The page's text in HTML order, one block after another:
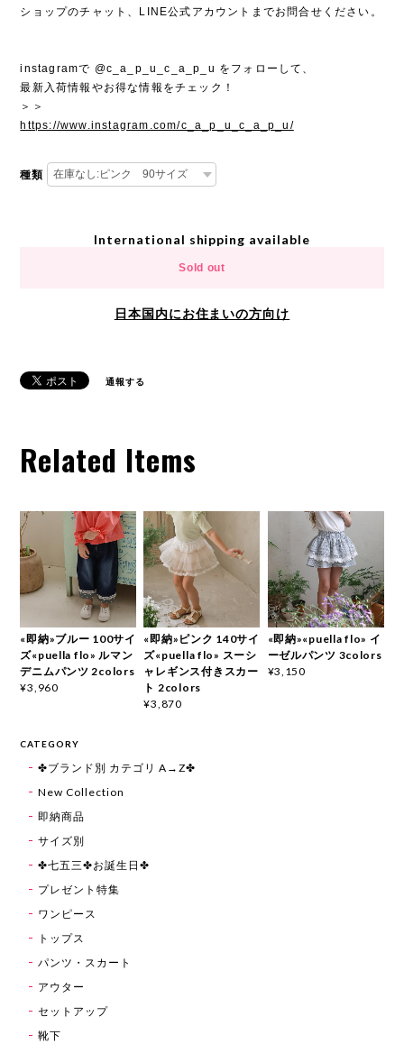
ショップのチャット、LINE公式アカウントまでお問合せください。
instagramで @c_a_p_u_c_a_p_u をフォローして、
最新入荷情報やお得な情報をチェック！
＞＞
https://www.instagram.com/c_a_p_u_c_a_p_u/
種類
International shipping available
Sold out
日本国内にお住まいの方向け
通報する
Related Items
«即納»ブルー 100サイ
ズ«puella flo» ルマン
デニムパンツ 2colors
¥3,960
«即納»ピンク 140サイ
ズ«puella flo» スーシ
ャレギンス付きスカー
ト 2colors
¥3,870
«即納»«puella flo» イ
ーゼルパンツ 3colors
¥3,150
CATEGORY
✤ブランド別 カテゴリ A→Z✤
New Collection
即納商品
サイズ別
✤七五三✤お誕生日✤
プレゼント特集
ワンピース
トップス
パンツ・スカート
アウター
セットアップ
靴下